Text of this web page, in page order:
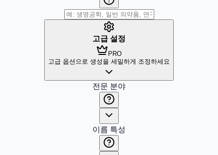
고급 설정
PRO
고급 옵션으로 생성을 세밀하게 조정하세요
전문 분야
이름 특성